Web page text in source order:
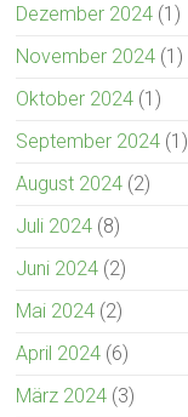
Dezember 2024 (1)
November 2024 (1)
Oktober 2024 (1)
September 2024 (1)
August 2024 (2)
Juli 2024 (8)
Juni 2024 (2)
Mai 2024 (2)
April 2024 (6)
März 2024 (3)